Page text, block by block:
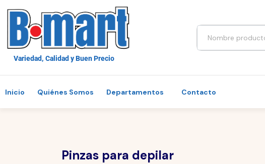
Variedad, Calidad y Buen Precio
Inicio Quiénes Somos Departamentos Contacto
Pinzas para depilar